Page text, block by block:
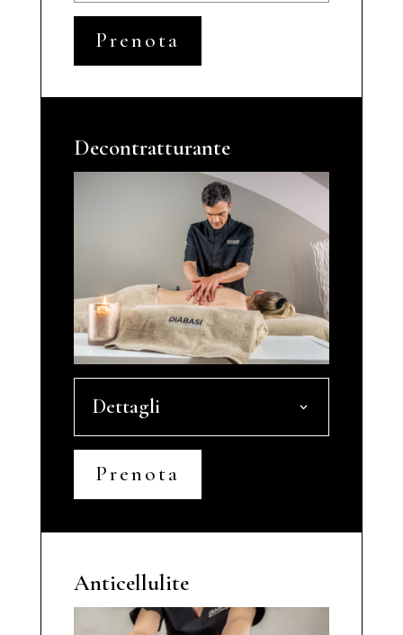
Prenota
Decontratturante
Dettagli
Prenota
Anticellulite